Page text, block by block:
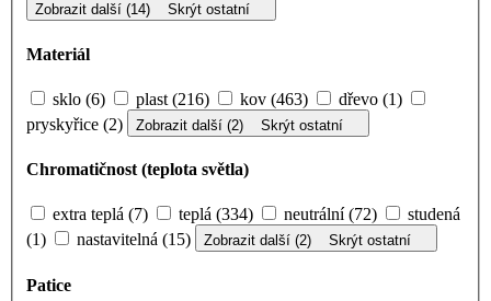
Zobrazit další (14) Skrýt ostatní
Materiál
sklo (6) plast (216) kov (463)
dřevo (1)
pryskyřice (2)
Zobrazit další (2) Skrýt ostatní
Chromatičnost (teplota světla)
extra teplá (7) teplá (334) neutrální (72)
studená
(1)
nastavitelná (15) Zobrazit další (2) Skrýt ostatní
Patice